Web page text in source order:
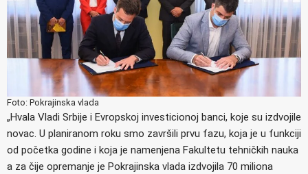
Foto: Pokrajinska vlada
„Hvala Vladi Srbije i Evropskoj investicionoj banci, koje su izdvojile
novac. U planiranom roku smo završili prvu fazu, koja je u funkciji
od početka godine i koja je namenjena Fakultetu tehničkih nauka
a za čije opremanje je Pokrajinska vlada izdvojila 70 miliona